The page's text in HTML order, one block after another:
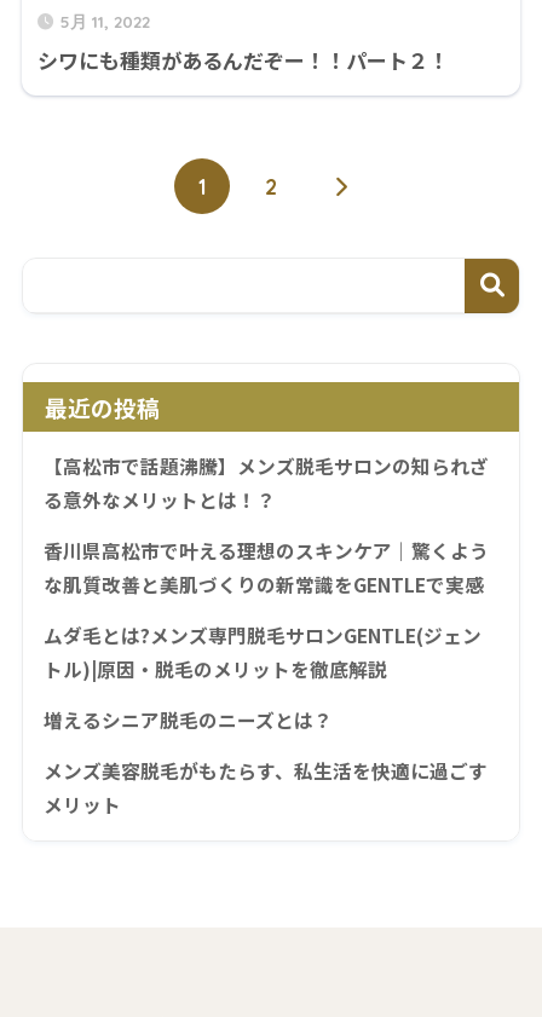
5月 11, 2022
シワにも種類があるんだぞー！！パート２！
1 2
最近の投稿
【高松市で話題沸騰】メンズ脱毛サロンの知られざ
る意外なメリットとは！？
香川県高松市で叶える理想のスキンケア｜驚くよう
な肌質改善と美肌づくりの新常識をGENTLEで実感
ムダ毛とは?メンズ専門脱毛サロンGENTLE(ジェン
トル)|原因・脱毛のメリットを徹底解説
増えるシニア脱毛のニーズとは？
メンズ美容脱毛がもたらす、私生活を快適に過ごす
メリット